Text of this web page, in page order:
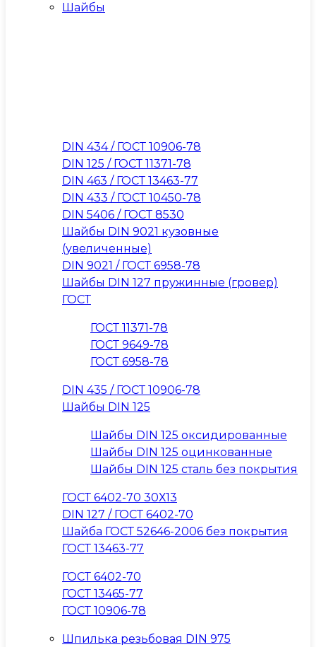
Шайбы
DIN 434 / ГОСТ 10906-78
DIN 125 / ГОСТ 11371-78
DIN 463 / ГОСТ 13463-77
DIN 433 / ГОСТ 10450-78
DIN 5406 / ГОСТ 8530
Шайбы DIN 9021 кузовные
(увеличенные)
DIN 9021 / ГОСТ 6958-78
Шайбы DIN 127 пружинные (гровер)
ГОСТ
ГОСТ 11371-78
ГОСТ 9649-78
ГОСТ 6958-78
DIN 435 / ГОСТ 10906-78
Шайбы DIN 125
Шайбы DIN 125 оксидированные
Шайбы DIN 125 оцинкованные
Шайбы DIN 125 сталь без покрытия
ГОСТ 6402-70 30Х13
DIN 127 / ГОСТ 6402-70
Шайба ГОСТ 52646-2006 без покрытия
ГОСТ 13463-77
ГОСТ 6402-70
ГОСТ 13465-77
ГОСТ 10906-78
Шпилька резьбовая DIN 975